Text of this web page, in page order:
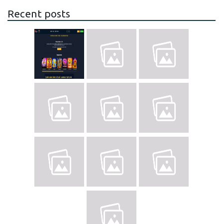
Recent posts